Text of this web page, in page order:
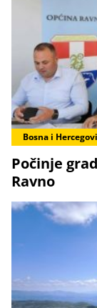
Bosna i
Počinje
Ravno